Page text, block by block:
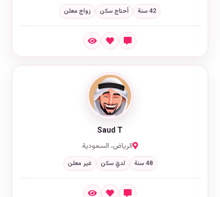
42 سنة أحتاج سكن زواج معلن
Saud T
الرياض، السعودية
48 سنة لديّ سكن غير معلن